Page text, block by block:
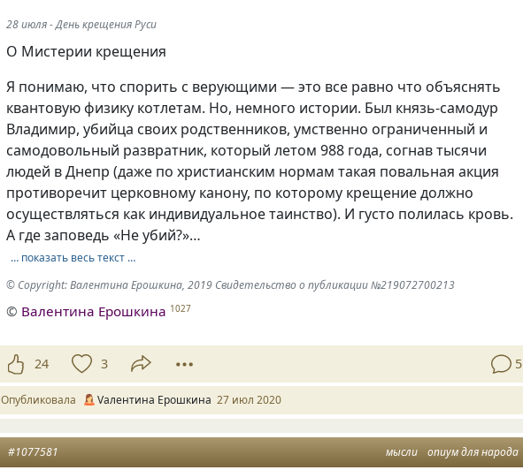
28 июля - День крещения Руси
О Мистерии крещения
Я понимаю, что спорить с верующими — это все равно что объяснять
квантовую физику котлетам. Но, немного истории. Был князь-самодур
Владимир, убийца своих родственников, умственно ограниченный и
самодовольный развратник, который летом 988 года, согнав тысячи
людей в Днепр (даже по христианским нормам такая повальная акция
противоречит церковному канону, по которому крещение должно
осуществляться как индивидуальное таинство). И густо полилась кровь.
А где заповедь «Не убий?»…
… показать весь текст …
© Copyright: Валентина Ерошкина, 2019 Свидетельство о публикации №219072700213
© Валентина Ерошкина 1027
24 3 5
Опубликовала Vалентина Ерошкина 27 июл 2020
мысли опиум для народа
#1077581